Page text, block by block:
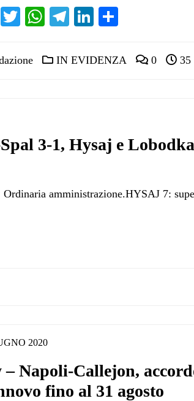
Facebook
TwitterWhatsApp
Telegram
LinkedIn
IN EVIDENZA 0 35
3-1, Hysaj e
amministrazione.HYSAJ 7:
2020
– Napoli-Callejon,
fino al 31 agosto